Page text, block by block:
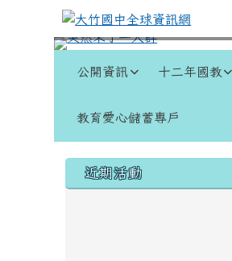
跳至主內容區
大竹國中全球資
公開資訊 十二年國教
教育愛心儲蓄專戶
左邊區域內容
近期活動
頁尾區域